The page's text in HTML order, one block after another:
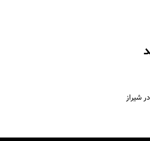
شیراز